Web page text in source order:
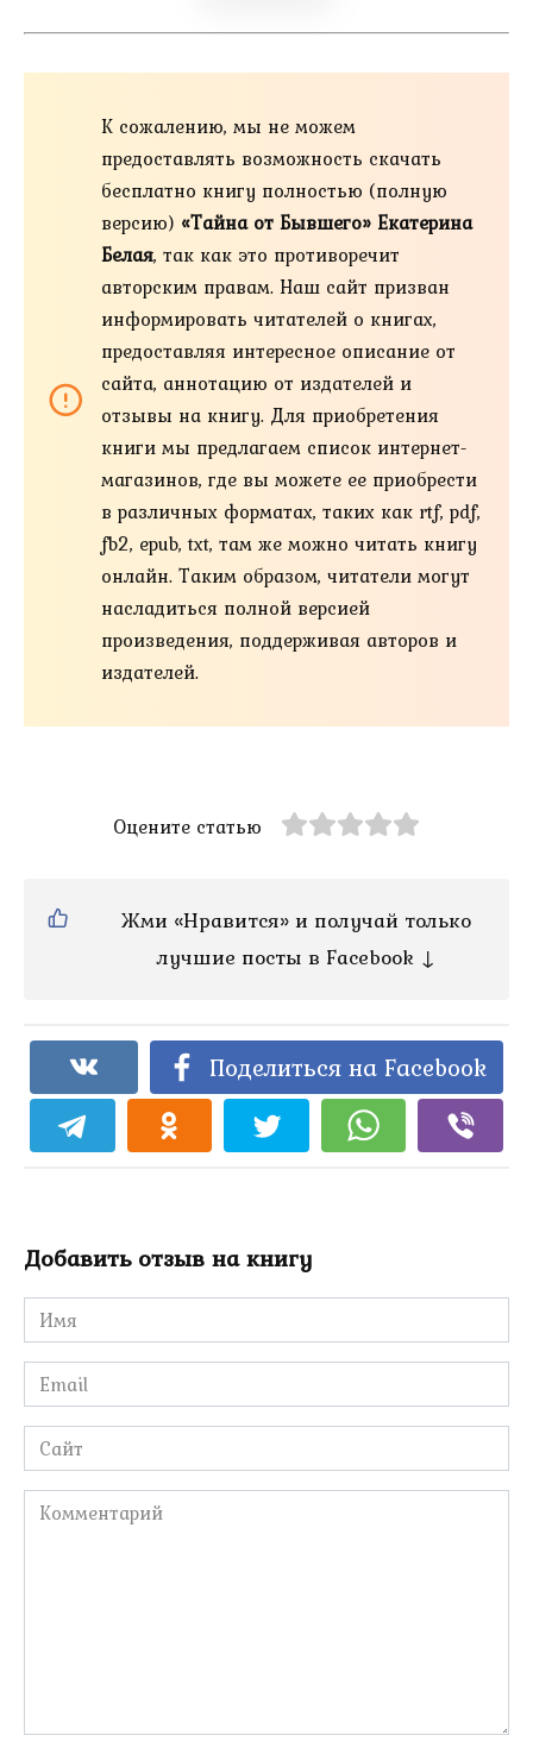
К сожалению, мы не можем
предоставлять возможность скачать
бесплатно книгу полностью (полную
версию) «Тайна от Бывшего» Екатерина
Белая, так как это противоречит
авторским правам. Наш сайт призван
информировать читателей о книгах,
предоставляя интересное описание от
сайта, аннотацию от издателей и
отзывы на книгу. Для приобретения
книги мы предлагаем список интернет-
магазинов, где вы можете ее приобрести
в различных форматах, таких как rtf, pdf,
fb2, epub, txt, там же можно читать книгу
онлайн. Таким образом, читатели могут
насладиться полной версией
произведения, поддерживая авторов и
издателей.
Оцените статью
Жми «Нравится» и получай только
лучшие посты в Facebook ↓
Поделиться на Facebook
Добавить отзыв на книгу
Имя
*
Email
*
Сайт
Комментарий